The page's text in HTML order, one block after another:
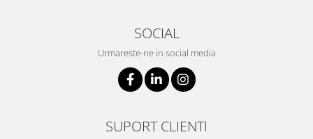
SOCIAL
Urmareste-ne in social media
SUPORT CLIENTI